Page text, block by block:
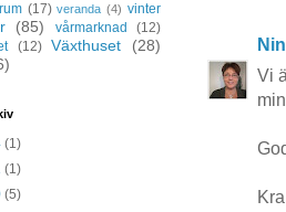
Vi
(17) veranda (4) vinter
(85) vårmarknad
(12)
(12) Växthuset
(28)
(1)
(1)
(5)